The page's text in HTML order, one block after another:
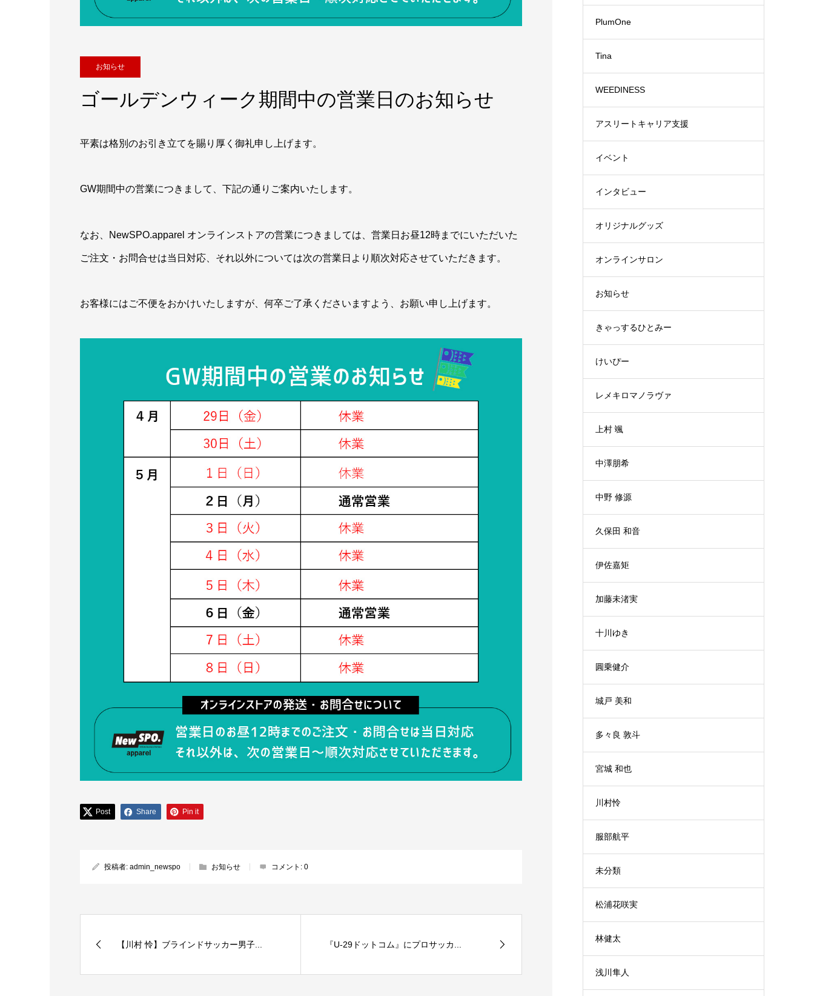
お知らせ
ゴールデンウィーク期間中の営業日のお知らせ
平素は格別のお引き立てを賜り厚く御礼申し上げます。
GW期間中の営業につきまして、下記の通りご案内いたします。
なお、NewSPO.apparel オンラインストアの営業につきましては、営業日お昼12時までにいただいた
ご注文・お問合せは当日対応、それ以外については次の営業日より順次対応させていただきます。
お客様にはご不便をおかけいたしますが、何卒ご了承くださいますよう、お願い申し上げます。
Post Share Pin it
投稿者: admin_newspo お知らせ コメント: 0
【川村 怜】ブラインドサッカー男子... 『U-29ドットコム』にプロサッカ...
PlumOne
Tina
WEEDINESS
アスリートキャリア支援
イベント
インタビュー
オリジナルグッズ
オンラインサロン
お知らせ
きゃっするひとみー
けいぴー
レメキロマノラヴァ
上村 颯
中澤朋希
中野 修源
久保田 和音
伊佐嘉矩
加藤未渚実
十川ゆき
圓乗健介
城戸 美和
多々良 敦斗
宮城 和也
川村怜
服部航平
未分類
松浦花咲実
林健太
浅川隼人